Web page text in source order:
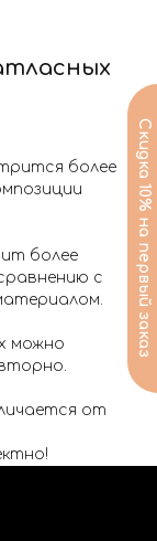
более
более
с
можно
от